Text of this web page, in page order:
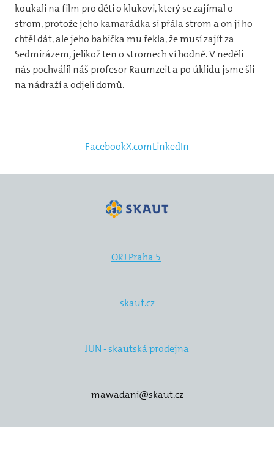
koukali na film pro děti o klukovi, který se zajímal o
strom, protože jeho kamarádka si přála strom a on ji ho
chtěl dát, ale jeho babička mu řekla, že musí zajít za
Sedmirázem, jelikož ten o stromech ví hodně. V neděli
nás pochválil náš profesor Raumzeit a po úklidu jsme šli
na nádraží a odjeli domů.
FacebookX.comLinkedIn
ORJ Praha 5
skaut.cz
JUN - skautská prodejna
mawadani@skaut.cz